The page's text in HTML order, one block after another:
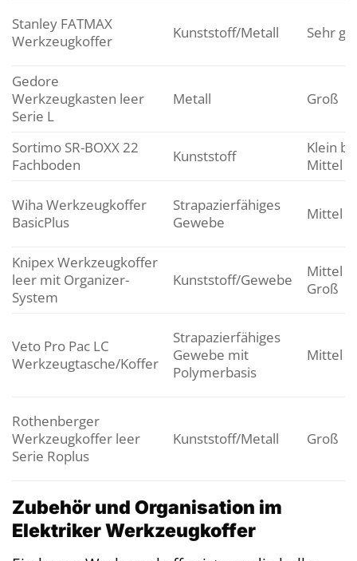
Stanley FATMAX
Werkzeugkoffer
Kunststoff/Metall Sehr
Gedore
Werkzeugkasten leer
Serie L
Metall Groß
Sortimo SR-BOXX 22
Fachboden
Kunststoff
Klein bis
Mittel
Wiha Werkzeugkoffer
BasicPlus
Strapazierfähiges
Gewebe
Mittel
Knipex Werkzeugkoffer
leer mit Organizer-
System
Kunststoff/Gewebe
Mittel
Groß
Veto Pro Pac LC
Werkzeugtasche/Koffer
Strapazierfähiges
Gewebe mit
Polymerbasis
Mittel
Rothenberger
Werkzeugkoffer leer
Serie Roplus
Kunststoff/Metall Groß
Zubehör und Organisation im
Elektriker Werkzeugkoffer